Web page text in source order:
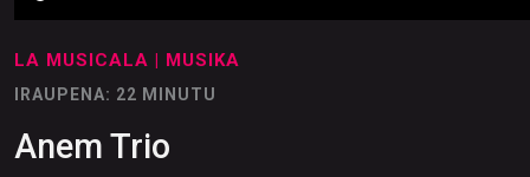
LA MUSICALA | MUSIKA
IRAUPENA: 22 MINUTU
Anem Trio